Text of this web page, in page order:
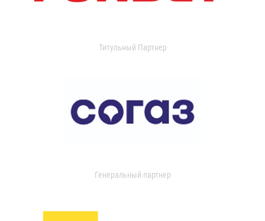
Титульный Партнер
Генеральный партнер